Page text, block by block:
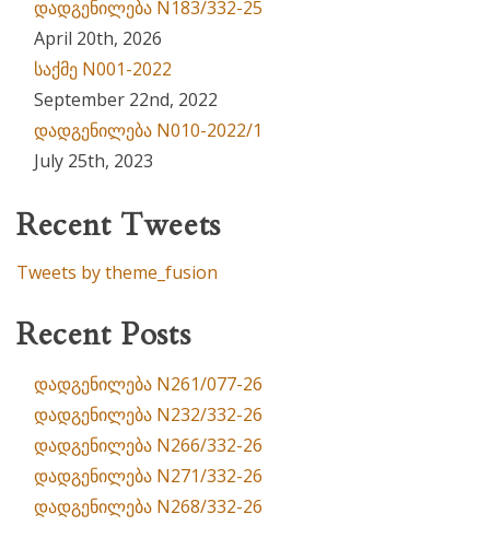
დადგენილება N183/332-25
April 20th, 2026
საქმე N001-2022
September 22nd, 2022
დადგენილება N010-2022/1
July 25th, 2023
Recent Tweets
Tweets by theme_fusion
Recent Posts
დადგენილება N261/077-26
დადგენილება N232/332-26
დადგენილება N266/332-26
დადგენილება N271/332-26
დადგენილება N268/332-26